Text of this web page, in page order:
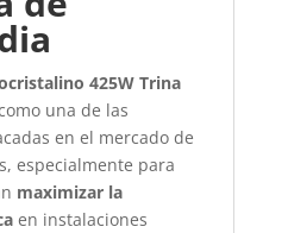
425W Trina
una de las
en el mercado de
especialmente para
maximizar la
en instalaciones